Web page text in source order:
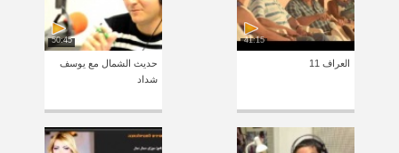
41:15
العراف 11
50:45
حديث الشمال مع يوسف
شداد